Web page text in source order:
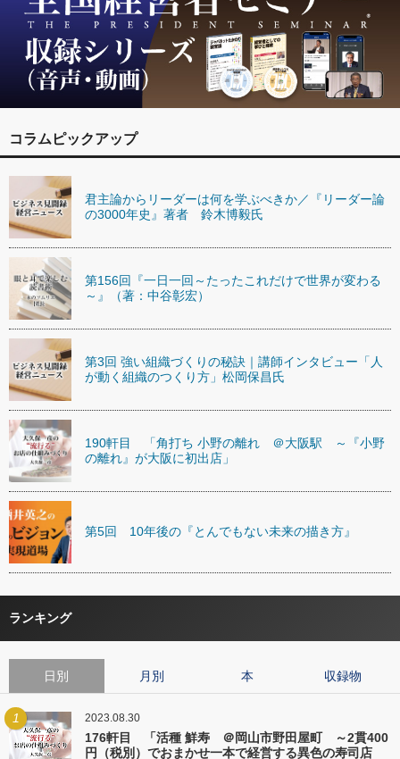
コラムピックアップ
君主論からリーダーは何を学ぶべきか／『リーダー論
の3000年史』著者 鈴木博毅氏
第156回『一日一回～たったこれだけで世界が変わる
～』（著：中谷彰宏）
第3回 強い組織づくりの秘訣｜講師インタビュー「人
が動く組織のつくり方」松岡保昌氏
190軒目 「角打ち 小野の離れ ＠大阪駅 ～『小野
の離れ』が大阪に初出店」
第5回 10年後の『とんでもない未来の描き方』
ランキング
日別 月別 本 収録物
1 2023.08.30
176軒目 「活種 鮮寿 ＠岡山市野田屋町 ～2貫400
円（税別）でおまかせ一本で経営する異色の寿司店